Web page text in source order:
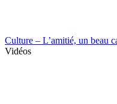
Culture – L’amitié, un beau
Vidéos